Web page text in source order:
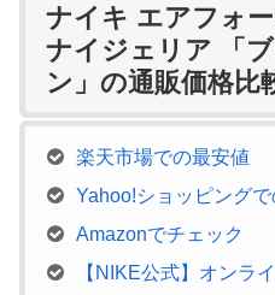
ナイキ エアフォ
ナイジェリア 「
ン」の通販価格比
楽天市場での最安値
Yahoo!ショッピング
Amazonでチェック
【NIKE公式】オンラ